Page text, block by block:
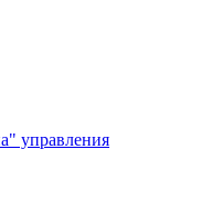
управления